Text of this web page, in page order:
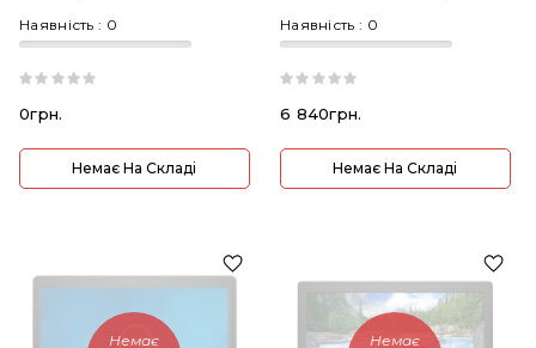
DDR4/SSD 256GB)
Наявність : 0
0грн.
Немає На Складі
DDR4 8GB/SSD 240GB)
Наявність : 0
6 840грн.
Немає На Складі
Немає Немає